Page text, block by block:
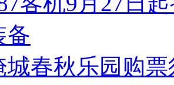
备
城春秋乐园购票